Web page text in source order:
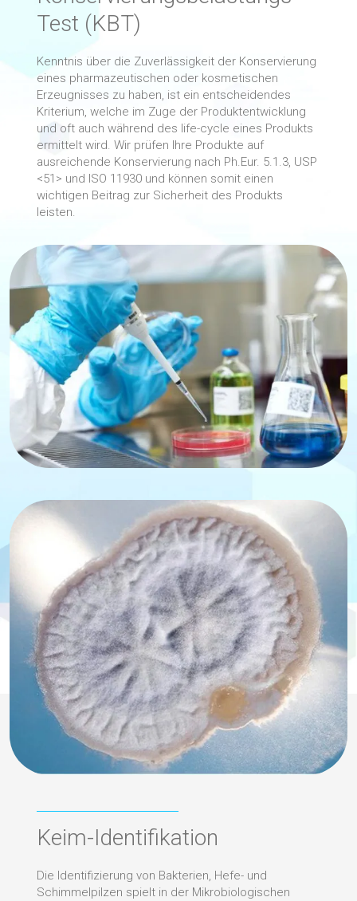
Test (KBT)
Kenntnis über die Zuverlässigkeit der Konservierung
eines pharmazeutischen oder kosmetischen
Erzeugnisses zu haben, ist ein entscheidendes
Kriterium, welche im Zuge der Produktentwicklung
und oft auch während des life-cycle eines Produkts
ermittelt wird. Wir prüfen Ihre Produkte auf
ausreichende Konservierung nach Ph.Eur. 5.1.3, USP
<51> und ISO 11930 und können somit einen
wichtigen Beitrag zur Sicherheit des Produkts
leisten.
Keim-Identifikation
Die Identifizierung von Bakterien, Hefe- und
Schimmelpilzen spielt in der Mikrobiologischen